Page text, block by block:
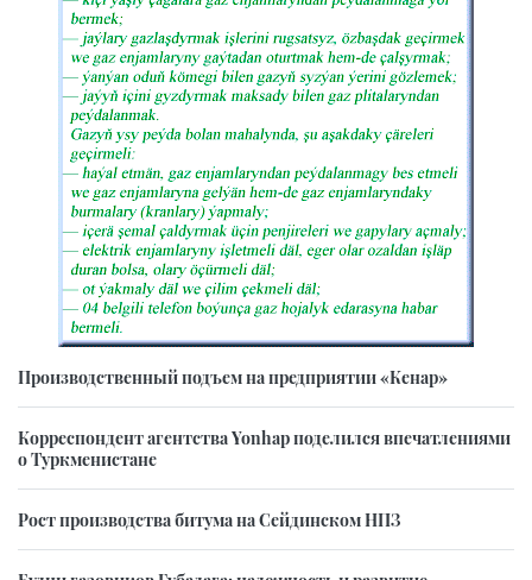
Производственный подъем на предприятии «Кенар»
Корреспондент агентства Yonhap поделился впечатлениями
о Туркменистане
Рост производства битума на Сейдинском НПЗ